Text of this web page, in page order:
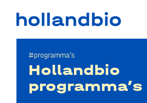
#programma’s
Hollandbio
programma’s